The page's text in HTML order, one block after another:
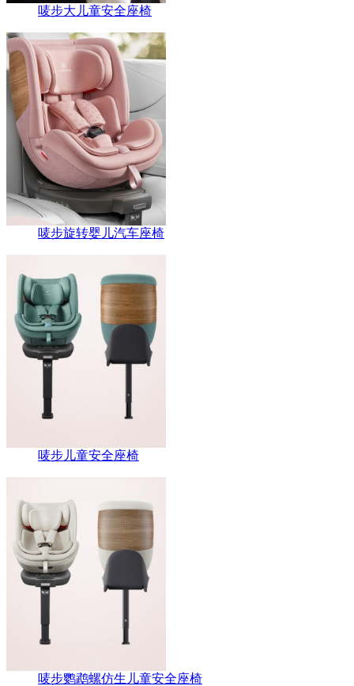
唛步大儿童安全座椅
唛步旋转婴儿汽车座椅
唛步儿童安全座椅
唛步鹦鹉螺仿生儿童安全座椅